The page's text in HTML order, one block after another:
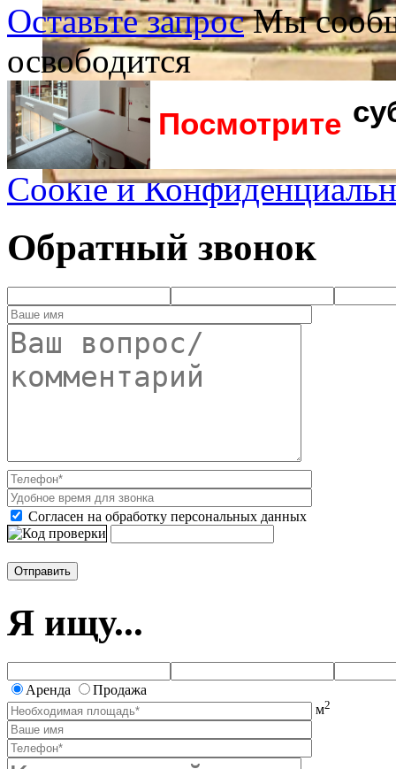
Оставьте запрос Мы
освободится
Посмотрите
Cookie и
Обратный звонок
Согласен на обработку персональных данных
Я ищу...
Аренда
Продажа
м2